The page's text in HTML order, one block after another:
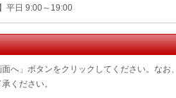
平日 9:00～19:00
へ」ボタンをクリックしてください。なお
ください。